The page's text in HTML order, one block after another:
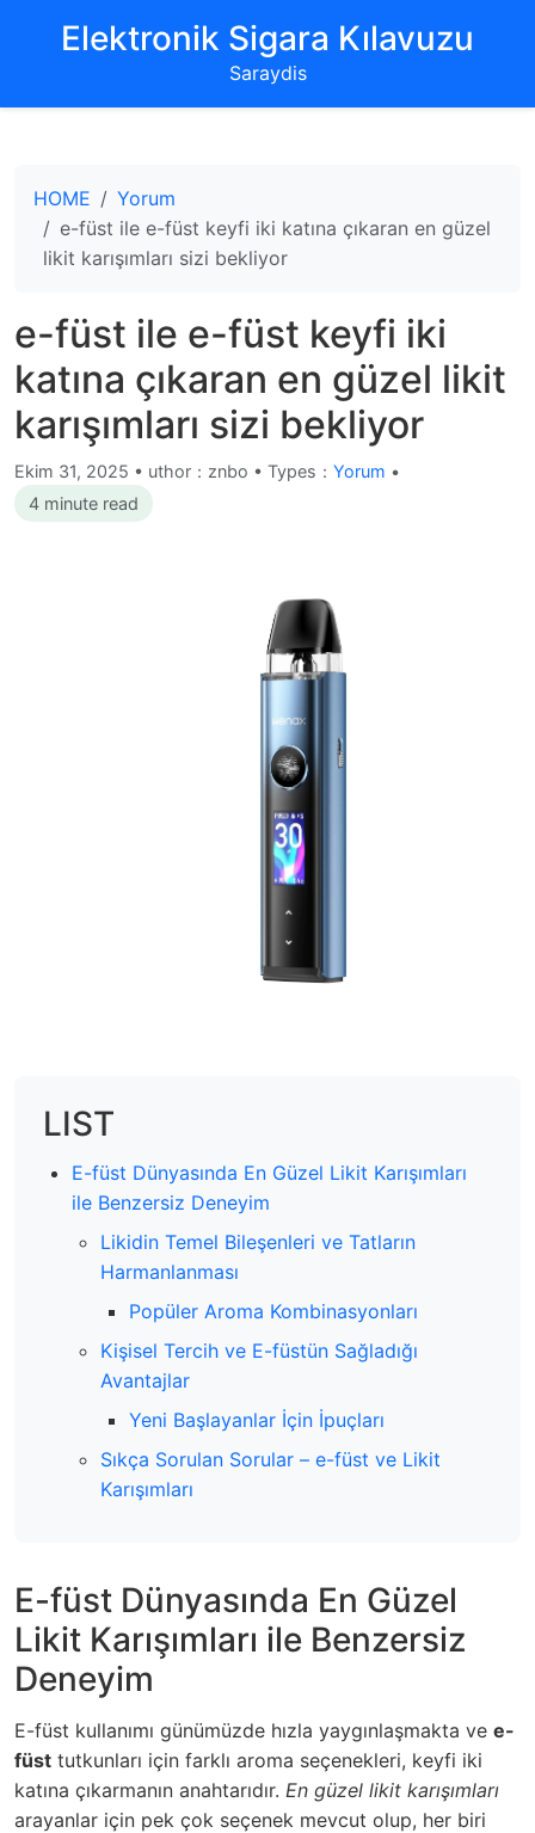
‌Elektronik Sigara Kılavuzu‌
Saraydis
HOME
Yorum
e-füst ile e-füst keyfi iki katına çıkaran en güzel
likit karışımları sizi bekliyor
e-füst ile e-füst keyfi iki
katına çıkaran en güzel likit
karışımları sizi bekliyor
Ekim 31, 2025 • uthor：znbo • Types： Yorum •
4 minute read
LIST
E-füst Dünyasında En Güzel Likit Karışımları
ile Benzersiz Deneyim
Likidin Temel Bileşenleri ve Tatların
Harmanlanması
Popüler Aroma Kombinasyonları
Kişisel Tercih ve E-füstün Sağladığı
Avantajlar
Yeni Başlayanlar İçin İpuçları
Sıkça Sorulan Sorular – e-füst ve Likit
Karışımları
E-füst Dünyasında En Güzel
Likit Karışımları ile Benzersiz
Deneyim
E-füst kullanımı günümüzde hızla yaygınlaşmakta ve e-
füst tutkunları için farklı aroma seçenekleri, keyfi iki
katına çıkarmanın anahtarıdır. En güzel likit karışımları
arayanlar için pek çok seçenek mevcut olup, her biri